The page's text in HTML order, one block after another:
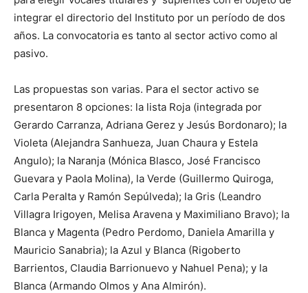
integrar el directorio del Instituto por un período de dos
años. La convocatoria es tanto al sector activo como al
pasivo.
Las propuestas son varias. Para el sector activo se
presentaron 8 opciones: la lista Roja (integrada por
Gerardo Carranza, Adriana Gerez y Jesús Bordonaro); la
Violeta (Alejandra Sanhueza, Juan Chaura y Estela
Angulo); la Naranja (Mónica Blasco, José Francisco
Guevara y Paola Molina), la Verde (Guillermo Quiroga,
Carla Peralta y Ramón Sepúlveda); la Gris (Leandro
Villagra Irigoyen, Melisa Aravena y Maximiliano Bravo); la
Blanca y Magenta (Pedro Perdomo, Daniela Amarilla y
Mauricio Sanabria); la Azul y Blanca (Rigoberto
Barrientos, Claudia Barrionuevo y Nahuel Pena); y la
Blanca (Armando Olmos y Ana Almirón).